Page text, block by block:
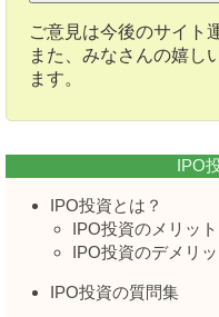
ご意見は今後のサイト
また、みなさんの嬉し
ます。
IPO
IPO投資とは？
IPO投資のメリット
IPO投資のデメリッ
IPO投資の質問集